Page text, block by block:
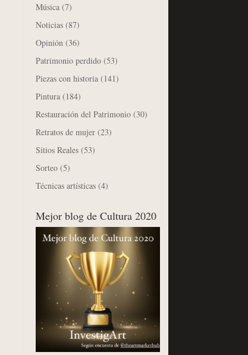
Música (7)
Noticias (87)
Opinión (36)
Patrimonio perdido (53)
Piezas con historia (141)
Pintura (184)
Restauración del Patrimonio (30)
Retratos de mujer (23)
Sitios Reales (53)
Sorteo (5)
Técnicas artísticas (4)
Mejor blog de Cultura 2020